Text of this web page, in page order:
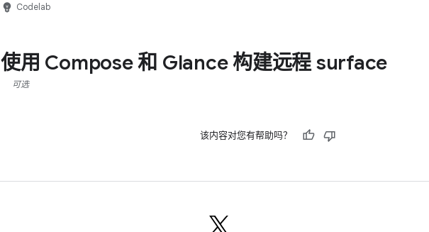
emoji_objects Codelab
使用 Compose 和 Glance 构建远程 surface
可选
该内容对您有帮助吗？